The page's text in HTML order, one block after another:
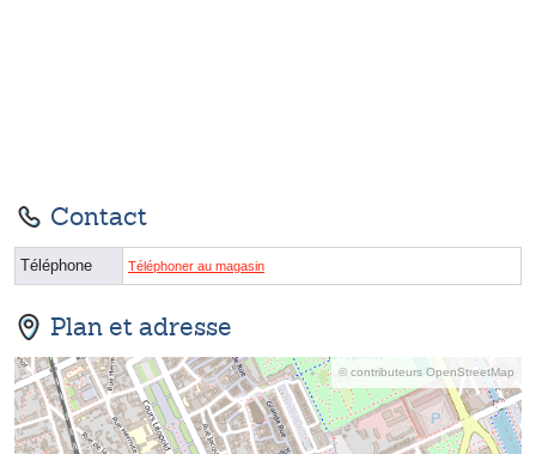
Contact
Téléphone Téléphoner au magasin
Plan et adresse
© contributeurs OpenStreetMap